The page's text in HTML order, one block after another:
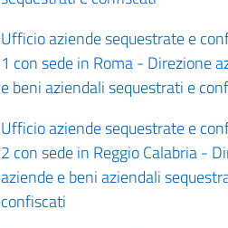
Ufficio aziende sequestrate e
1 con sede in Roma - Direzione
e beni aziendali sequestrati e
Ufficio aziende sequestrate e
2 con sede in Reggio Calabria -
aziende e beni aziendali
confiscati